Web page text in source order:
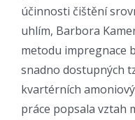
účinnosti čištění
uhlím, Barbora
metodu impregnace
snadno dostupných
kvartérních
práce popsala vztah